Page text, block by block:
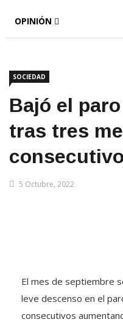
OPINIÓN
SOCIEDAD
Bajó el
tras tres
5 Octubre, 2022
El mes de septiembre
leve descenso en el
consecutivos